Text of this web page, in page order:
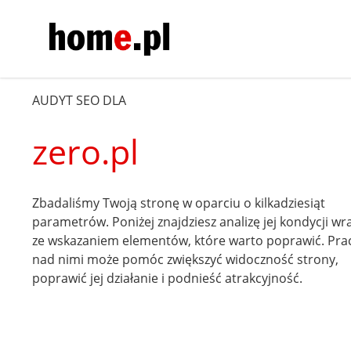
AUDYT SEO DLA
zero.pl
Zbadaliśmy Twoją stronę w oparciu o kilkadziesiąt
parametrów. Poniżej znajdziesz analizę jej kondycji
ze wskazaniem elementów, które warto poprawić.
nad nimi może pomóc zwiększyć widoczność strony,
poprawić jej działanie i podnieść atrakcyjność.